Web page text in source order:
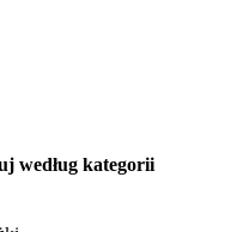
według kategorii